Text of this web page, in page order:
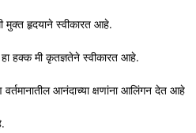
मुक्त हृदयाने स्वीकारत आहे.
हक्क मी कृतज्ञतेने स्वीकारत आहे.
आनंदाच्या क्षणांना आलिंगन देत आहे